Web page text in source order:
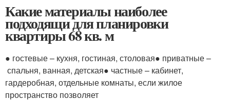
Какие материалы наиболее
подходящи для планировки
квартиры 68 кв. м
● гостевые – кухня, гостиная, столовая● приватные –
спальня, ванная, детская● частные – кабинет,
гардеробная, отдельные комнаты, если жилое
пространство позволяет